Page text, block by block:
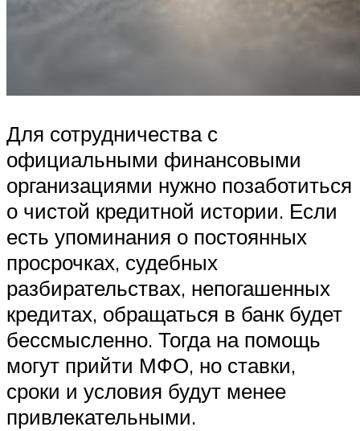
Для сотрудничества с
официальными финансовыми
организациями нужно позаботиться
о чистой кредитной истории. Если
есть упоминания о постоянных
просрочках, судебных
разбирательствах, непогашенных
кредитах, обращаться в банк будет
бессмысленно. Тогда на помощь
могут прийти МФО, но ставки,
сроки и условия будут менее
привлекательными.